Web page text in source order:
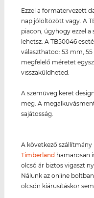
Ezzel a formatervezett
nap jólöltözött vagy. A
piacon, úgyhogy ezzel a
lehetsz. A TB50046
választhatod: 53 mm,
megfelelő méretet
visszaküldheted.
A szemüveg keret
meg. A
sajátosság.
A következő
Timberland hamarosan
olcsó ár biztos vigaszt
Nálunk az online
olcsón kiárusításkor